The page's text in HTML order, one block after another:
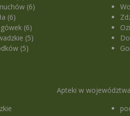
(6)
(6)
(6)
(5)
(5)
Apteki w